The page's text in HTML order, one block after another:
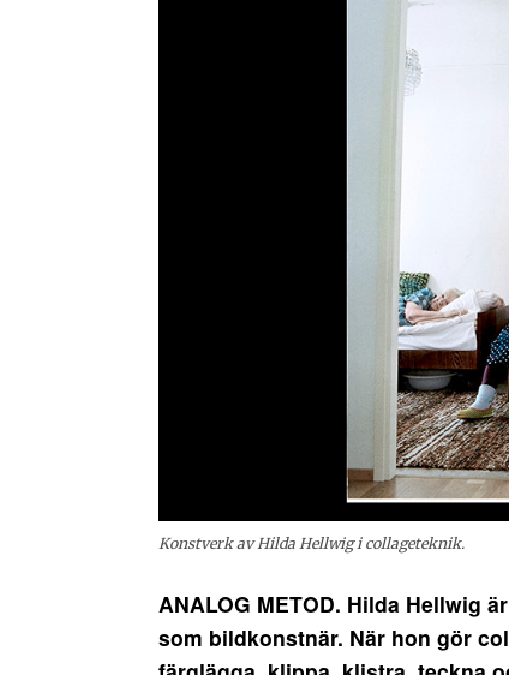
Konstverk av Hilda Hellwig i collageteknik.
ANALOG METOD. Hilda Hellwig
som bildkonstnär. När hon gör